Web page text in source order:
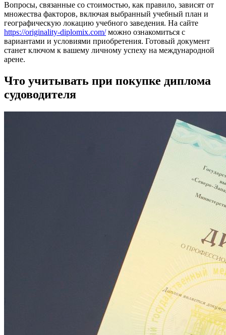
Вопросы, связанные со стоимостью, как правило, зависят от
множества факторов, включая выбранный учебный план и
географическую локацию учебного заведения. На сайте
https://originality-diplomix.com/можно ознакомиться с
вариантами и условиями приобретения. Готовый документ
станет ключом к вашему личному успеху на международной
арене.
Что учитывать при покупке диплома
судоводителя